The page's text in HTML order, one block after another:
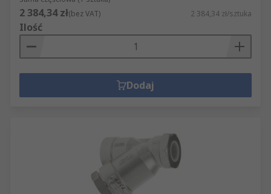
2 384,34 zł(bez VAT) 2 384,34 zł/sztuka
Ilość
Dodaj